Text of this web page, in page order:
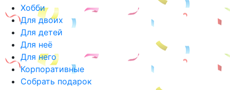
Хобби
Для двоих
Для детей
Для неё
Для него
Корпоративные
Собрать подарок